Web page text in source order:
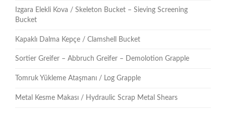
Izgara Elekli Kova / Skeleton Bucket – Sieving Screening
Bucket
Kapaklı Dalma Kepçe / Clamshell Bucket
Sortier Greifer – Abbruch Greifer – Demolotion Grapple
Tomruk Yükleme Ataşmanı / Log Grapple
Metal Kesme Makası / Hydraulic Scrap Metal Shears